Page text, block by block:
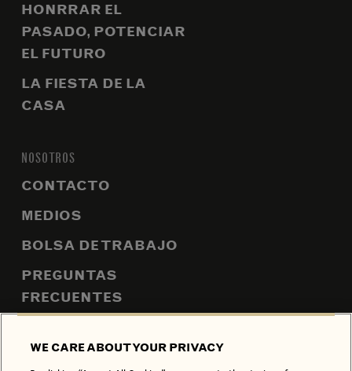
HONRRAR EL
PASADO, POTENCIAR
EL FUTURO
LA FIESTA DE LA
CASA
NOSOTROS
CONTACTO
MEDIOS
BOLSA DE TRABAJO
PREGUNTAS
FRECUENTES
WE CARE ABOUT YOUR PRIVACY